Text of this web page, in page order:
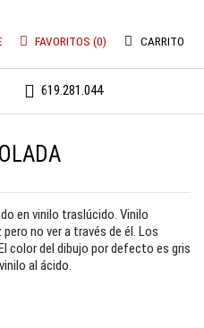
FAVORITOS (0) CARRITO
619.281.044
en vinilo traslúcido. Vinilo
no ver a través de él. Los
color del dibujo por defecto es gris
al ácido.